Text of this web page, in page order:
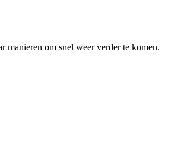
manieren om snel weer verder te komen.